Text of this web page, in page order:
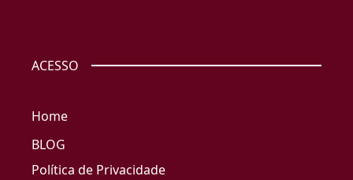
ACESSO
Home
BLOG
Política de Privacidade